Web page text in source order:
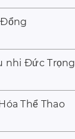
nhi Đức Trọng
Thể Thao